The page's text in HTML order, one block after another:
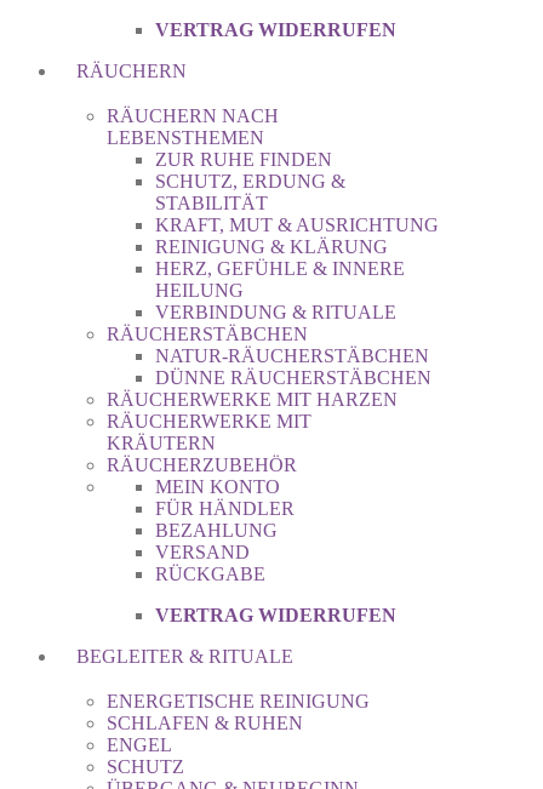
VERTRAG WIDERRUFEN
RÄUCHERN
RÄUCHERN NACH
LEBENSTHEMEN
ZUR RUHE FINDEN
SCHUTZ, ERDUNG &
STABILITÄT
KRAFT, MUT & AUSRICHTUNG
REINIGUNG & KLÄRUNG
HERZ, GEFÜHLE & INNERE
HEILUNG
VERBINDUNG & RITUALE
RÄUCHERSTÄBCHEN
NATUR-RÄUCHERSTÄBCHEN
DÜNNE RÄUCHERSTÄBCHEN
RÄUCHERWERKE MIT HARZEN
RÄUCHERWERKE MIT
KRÄUTERN
RÄUCHERZUBEHÖR
MEIN KONTO
FÜR HÄNDLER
BEZAHLUNG
VERSAND
RÜCKGABE
VERTRAG WIDERRUFEN
BEGLEITER & RITUALE
ENERGETISCHE REINIGUNG
SCHLAFEN & RUHEN
ENGEL
SCHUTZ